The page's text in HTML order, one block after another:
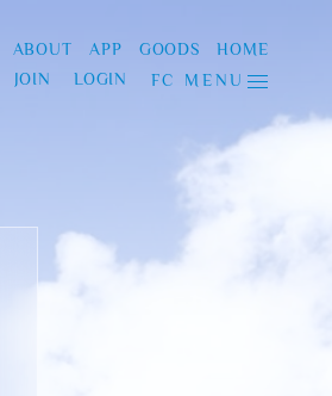
ABOUT APP GOODS
HOME
JOIN
LOGIN FC MENU